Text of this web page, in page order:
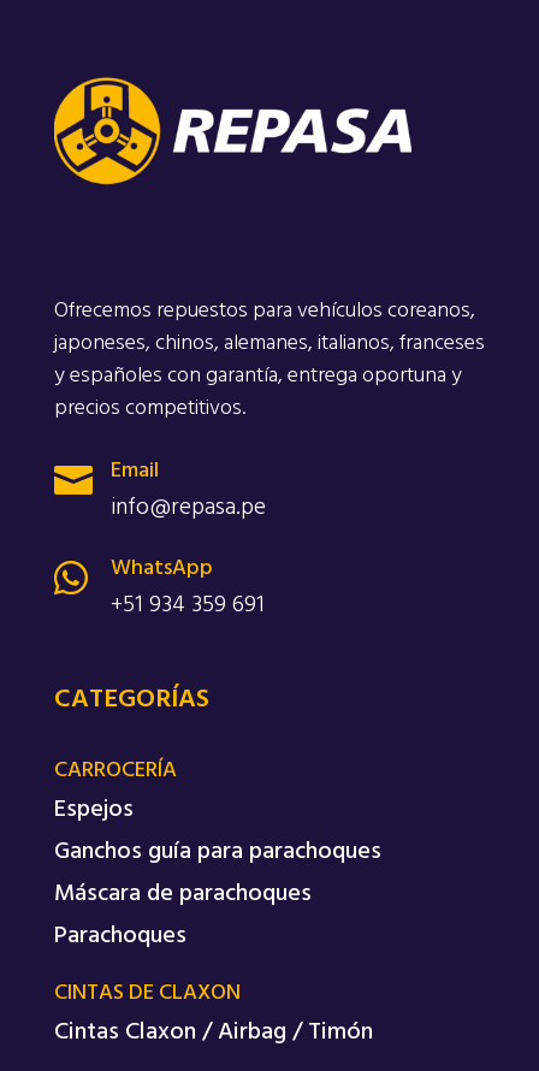
Ofrecemos repuestos para vehículos coreanos,
japoneses, chinos, alemanes, italianos, franceses
y españoles con garantía, entrega oportuna y
precios competitivos.
 Email
info@repasa.pe

WhatsApp
+51 934 359 691
CATEGORÍAS
CARROCERÍA
Espejos
Ganchos guía para parachoques
Máscara de parachoques
Parachoques
CINTAS DE CLAXON
Cintas Claxon / Airbag / Timón